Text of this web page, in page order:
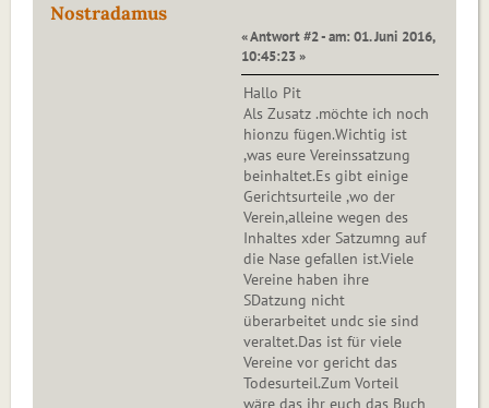
Nostradamus
« Antwort #2 - am: 01. Juni 2016,
10:45:23 »
Hallo Pit
Als Zusatz .möchte ich noch
hionzu fügen.Wichtig ist
,was eure Vereinssatzung
beinhaltet.Es gibt einige
Gerichtsurteile ,wo der
Verein,alleine wegen des
Inhaltes xder Satzumng auf
die Nase gefallen ist.Viele
Vereine haben ihre
SDatzung nicht
überarbeitet undc sie sind
veraltet.Das ist für viele
Vereine vor gericht das
Todesurteil.Zum Vorteil
wäre das ihr euch das Buch